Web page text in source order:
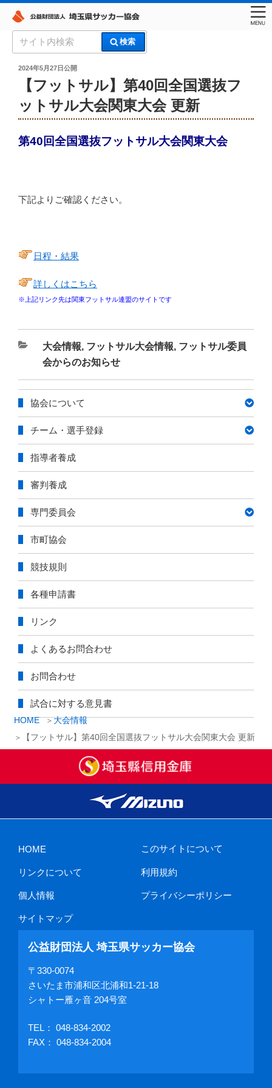
索:
検索
埼玉県サッカー協会
HOME
大会情報
【フットサル】第40回全国選抜フットサル大会関東大会 更新
投
2024年5月27日公開
【フットサル】第40回全国選抜フ
ットサル大会関東大会 更新
第40回全国選抜フットサル大会関東大会
下記よりご確認ください。
日程・結果
詳しくはこちら
※上記リンク先は関東フットサル連盟のサイトです
カ
テ
ゴ
ー
大会情報, フットサル大会情報, フットサル委員
会からのお知らせ
協会について
チーム・選手登録
指導者養成
審判養成
専門委員会
市町協会
競技規則
各種申請書
リンク
よくあるお問合わせ
お問合わせ
試合に対する意見書
HOME このサイトについて
リンクについて 利用規約
個人情報 プライバシーポリシー
サイトマップ
公益財団法人 埼玉県サッカー協会
〒330-0074
さいたま市浦和区北浦和1-21-18
シャトー雁ヶ音 204号室
TEL： 048-834-2002
FAX： 048-834-2004